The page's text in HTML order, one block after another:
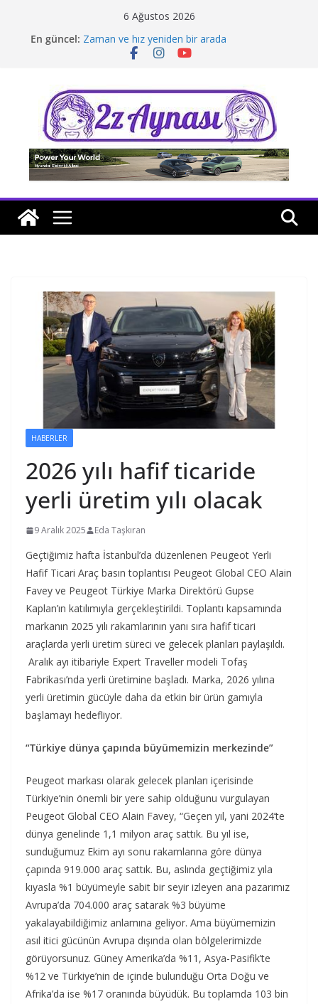
6 Ağustos 2026
En güncel: Zaman ve hız yeniden bir arada
Borusan Next Bodrum’da açıldı
Tatil rotasında test sürüşü
HABERLER
2026 yılı hafif ticaride
yerli üretim yılı olacak
9 Aralık 2025 Eda Taşkıran
Geçtiğimiz hafta İstanbul’da düzenlenen Peugeot Yerli
Hafif Ticari Araç basın toplantısı Peugeot Global CEO Alain
Favey ve Peugeot Türkiye Marka Direktörü Gupse
Kaplan’ın katılımıyla gerçekleştirildi. Toplantı kapsamında
markanın 2025 yılı rakamlarının yanı sıra hafif ticari
araçlarda yerli üretim süreci ve gelecek planları paylaşıldı.
Aralık ayı itibariyle Expert Traveller modeli Tofaş
Fabrikası’nda yerli üretimine başladı. Marka, 2026 yılına
yerli üretimin gücüyle daha da etkin bir ürün gamıyla
başlamayı hedefliyor.
“Türkiye dünya çapında büyümemizin merkezinde”
Peugeot markası olarak gelecek planları içerisinde
Türkiye’nin önemli bir yere sahip olduğunu vurgulayan
Peugeot Global CEO Alain Favey, “Geçen yıl, yani 2024’te
dünya genelinde 1,1 milyon araç sattık. Bu yıl ise,
sunduğumuz Ekim ayı sonu rakamlarına göre dünya
çapında 919.000 araç sattık. Bu, aslında geçtiğimiz yıla
kıyasla %1 büyümeyle sabit bir seyir izleyen ana pazarımız
Avrupa’da 704.000 araç satarak %3 büyüme
yakalayabildiğimiz anlamına geliyor. Ama büyümemizin
asıl itici gücünün Avrupa dışında olan bölgelerimizde
görüyorsunuz. Güney Amerika’da %11, Asya-Pasifik’te
%12 ve Türkiye’nin de içinde bulunduğu Orta Doğu ve
Afrika’da ise %17 oranında büyüdük. Bu toplamda 103 bin